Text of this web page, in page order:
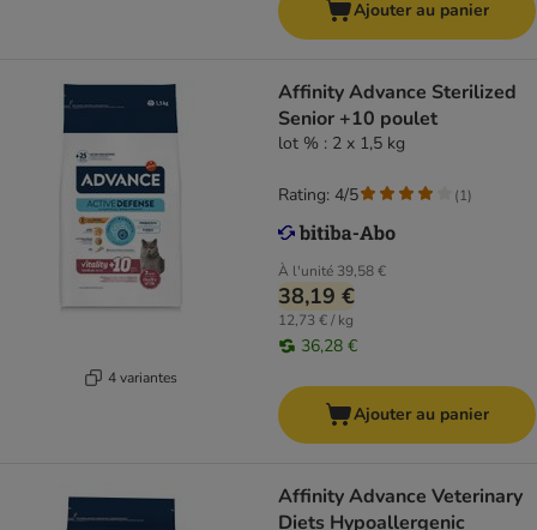
Ajouter au panier
4 variantes
Affinity Advance Sterilized
Senior +10 poulet
lot % : 2 x 1,5 kg
À l'unité 39,58 €
38,19 €
12,73 € / kg
36,28 €
Rating: 4/5 (1)
Ajouter au panier
Affinity Advance Veterinary
Diets Hypoallergenic